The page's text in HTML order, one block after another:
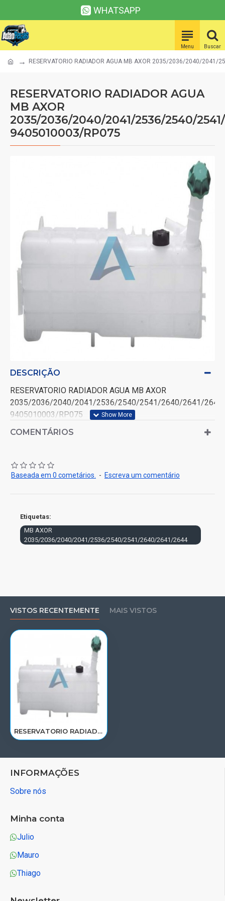
WHATSAPP
RESERVATORIO RADIADOR AGUA MB AXOR 2035/2036/2040/
RESERVATORIO RADIADOR AGUA
MB AXOR
2035/2036/2040/2041/2536/2540/
9405010003/RP075
DESCRIÇÃO
RESERVATORIO RADIADOR AGUA MB AXOR
2035/2036/2040/2041/2536/2540/2541/2640/2641/2644/
9405010003/RP075
COMENTÁRIOS
Baseada em 0 cometários. - Escreva um comentário
Etiquetas:
MB AXOR
2035/2036/2040/2041/2536/2540/2541/2640/2641/2644
VISTOS RECENTEMENTE MAIS VISTOS
RESERVATORIO RADIADOR AGUA MB AXOR 2035/2036/2040/2041/2536/2540/2541/2640/2641/2644/O500RSD 9405010003/RP075
INFORMAÇÕES
Sobre nós
Minha conta
Julio
Mauro
Thiago